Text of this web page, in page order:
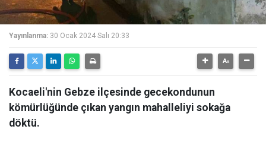
Yayınlanma: 30 Ocak 2024 Salı 20:33
Kocaeli'nin Gebze ilçesinde gecekondunun
kömürlüğünde çıkan yangın mahalleliyi sokağa
döktü.